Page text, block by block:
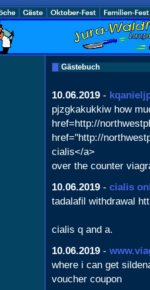
Gästebuch
10.06.2019 -
pjzgkakukkiw how
href=http://
href="http://
cialis</a>
over the counter
10.06.2019 - cialis
tadalafil withdrawal
cialis q and a.
10.06.2019 -
where i can get
voucher coupon